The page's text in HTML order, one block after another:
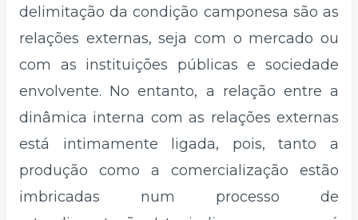
delimitação da condição camponesa são as
relações externas, seja com o mercado ou
com as instituições públicas e sociedade
envolvente. No entanto, a relação entre a
dinâmica interna com as relações externas
está intimamente ligada, pois, tanto a
produção como a comercialização estão
imbricadas num processo de